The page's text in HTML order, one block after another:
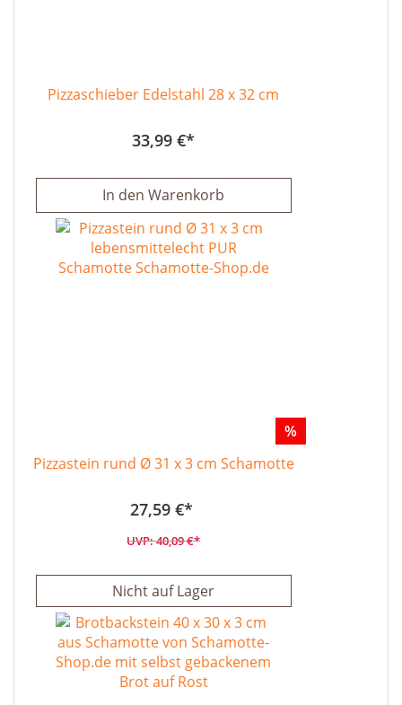
Pizzaschieber Edelstahl 28 x 32 cm
33,99 €
In den Warenkorb
%
Pizzastein rund Ø 31 x 3 cm Schamotte
27,59 €
40,09 €
Nicht auf Lager